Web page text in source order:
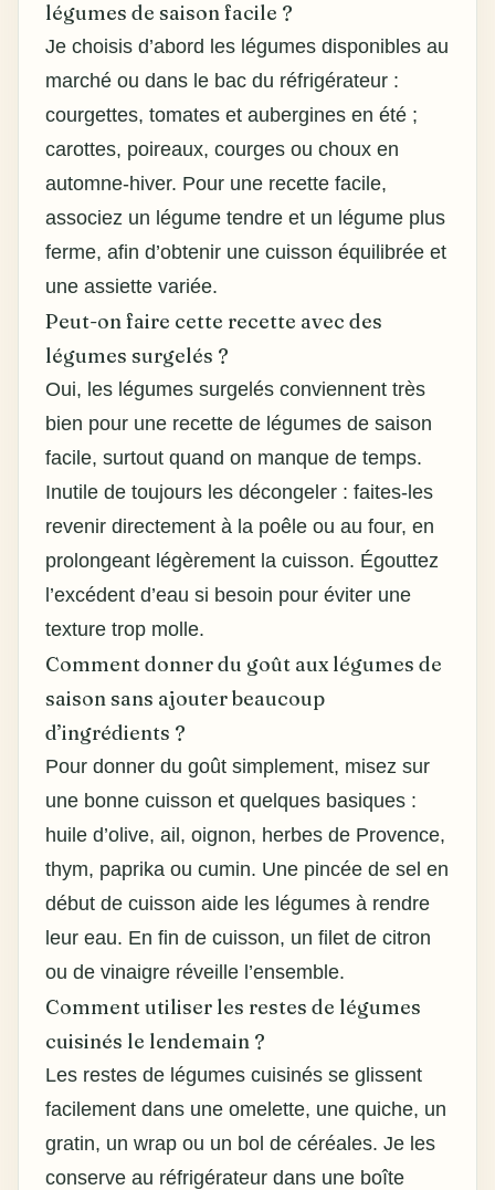
légumes de saison facile ?
Je choisis d’abord les légumes disponibles au
marché ou dans le bac du réfrigérateur :
courgettes, tomates et aubergines en été ;
carottes, poireaux, courges ou choux en
automne-hiver. Pour une recette facile,
associez un légume tendre et un légume plus
ferme, afin d’obtenir une cuisson équilibrée et
une assiette variée.
Peut-on faire cette recette avec des
légumes surgelés ?
Oui, les légumes surgelés conviennent très
bien pour une recette de légumes de saison
facile, surtout quand on manque de temps.
Inutile de toujours les décongeler : faites-les
revenir directement à la poêle ou au four, en
prolongeant légèrement la cuisson. Égouttez
l’excédent d’eau si besoin pour éviter une
texture trop molle.
Comment donner du goût aux légumes de
saison sans ajouter beaucoup
d’ingrédients ?
Pour donner du goût simplement, misez sur
une bonne cuisson et quelques basiques :
huile d’olive, ail, oignon, herbes de Provence,
thym, paprika ou cumin. Une pincée de sel en
début de cuisson aide les légumes à rendre
leur eau. En fin de cuisson, un filet de citron
ou de vinaigre réveille l’ensemble.
Comment utiliser les restes de légumes
cuisinés le lendemain ?
Les restes de légumes cuisinés se glissent
facilement dans une omelette, une quiche, un
gratin, un wrap ou un bol de céréales. Je les
conserve au réfrigérateur dans une boîte